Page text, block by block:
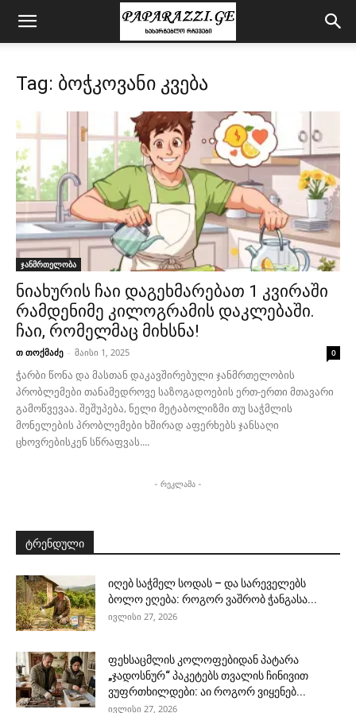
Tag: ბოჭკოვანი კვება
ჯანმრთელობა
ნიახურის ჩაი დაგეხმარებათ 1 კვირაში
რამდენიმე კილოგრამის დაკლებაში.
ჩაი, რომელმაც მიხსნა!
თ თოქმაძე - მაისი 1, 2025 0
ჭარბი წონა და მასთან დაკავშირებული ჯანმრთელობის
პრობლემები თანამედროვე საზოგადოების ერთ-ერთი მთავარი
გამოწვევაა. შეშუპება, ნელი მეტაბოლიზმი თუ საჭმლის
მონელების პრობლემები ხშირად აფერხებს ჯანსაღი
ცხოვრებისკენ სწრაფვას....
- რეკლამა -
ტრენდული
იღებ საჭმელ სოდას – და სარეველებს
ბოლო ეღება: როგორ ვაშრობ ჭანგასა...
ივლისი 27, 2026
ფეხსაცმლის კოლოფებიდან პატარა
„ჯადოსნურ“ პაკეტებს თვალის ჩინივით
ვუფრთხილდები: აი როგორ ვიყენებ...
ივლისი 27, 2026